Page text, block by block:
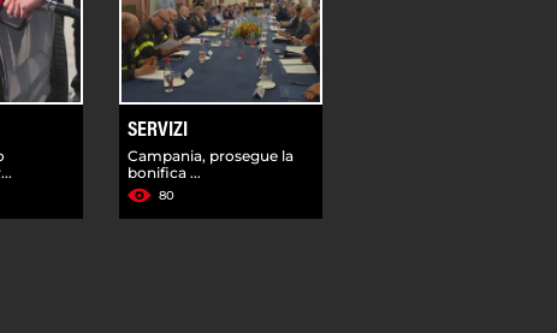
SERVIZI
Campania, prosegue la
bonifica ...
80